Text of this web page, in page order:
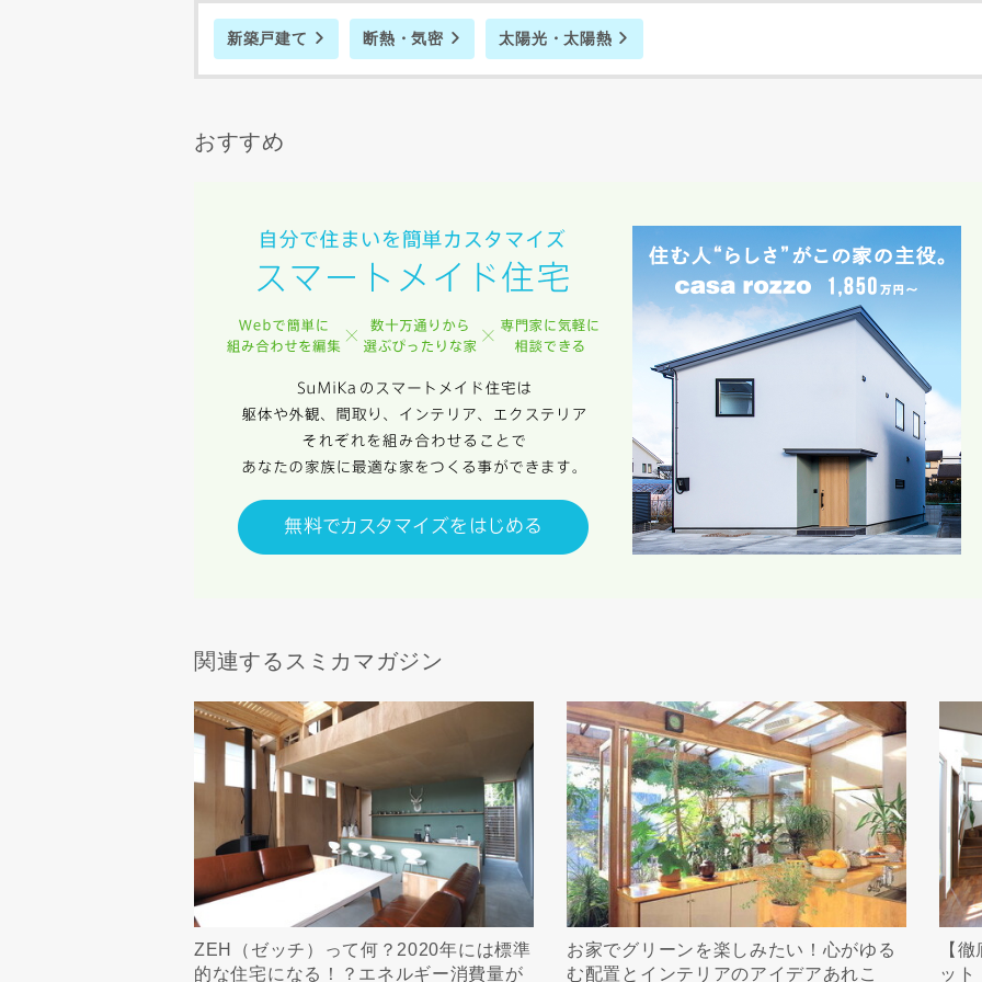
新築戸建て 断熱・気密 太陽光・太陽熱
おすすめ
関連するスミカマガジン
ZEH（ゼッチ）って何？2020年には標準
的な住宅になる！？エネルギー消費量が
お家でグリーンを楽しみたい！心がゆる
む配置とインテリアのアイデアあれこ
【
ット
スのご案内のために利用します。
当社は、本サービス又は利用契約に関し，お客様に発生した損害について、債務不履行責任